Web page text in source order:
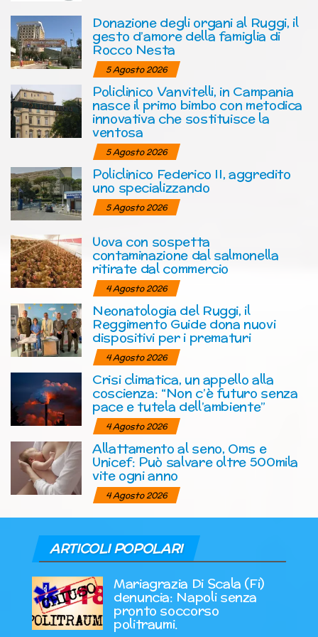
Donazione degli organi al Ruggi, il
gesto d’amore della famiglia di
Rocco Nesta
5 Agosto 2026
Policlinico Vanvitelli, in Campania
nasce il primo bimbo con metodica
innovativa che sostituisce la
ventosa
5 Agosto 2026
Policlinico Federico II, aggredito
uno specializzando
5 Agosto 2026
Uova con sospetta
contaminazione dal salmonella
ritirate dal commercio
4 Agosto 2026
Neonatologia del Ruggi, il
Reggimento Guide dona nuovi
dispositivi per i prematuri
4 Agosto 2026
Crisi climatica, un appello alla
coscienza: “Non c’è futuro senza
pace e tutela dell’ambiente”
4 Agosto 2026
Allattamento al seno, Oms e
Unicef: Può salvare oltre 500mila
vite ogni anno
4 Agosto 2026
ARTICOLI POPOLARI
Mariagrazia Di Scala (Fi)
denuncia: Napoli senza
pronto soccorso
politraumi.